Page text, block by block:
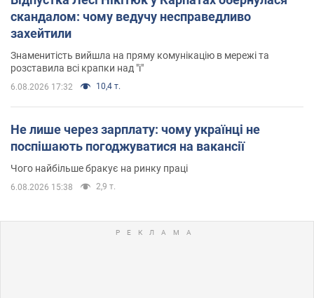
скандалом: чому ведучу несправедливо
захейтили
Знаменитість вийшла на пряму комунікацію в мережі та
розставила всі крапки над "і"
6.08.2026 17:32 10,4 т.
Не лише через зарплату: чому українці не
поспішають погоджуватися на вакансії
Чого найбільше бракує на ринку праці
6.08.2026 15:38 2,9 т.